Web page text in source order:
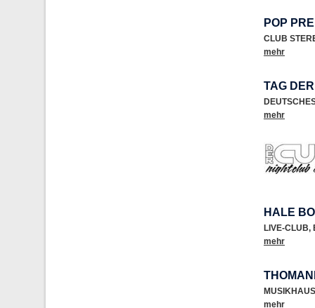
POP
CLUB
mehr
TAG
mehr
HALE
LIVE-CLUB,
mehr
mehr